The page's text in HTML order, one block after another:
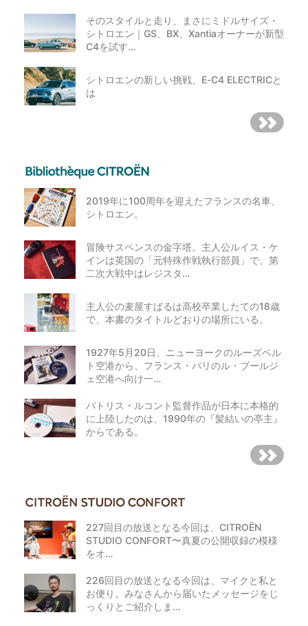
そのスタイルと走り、まさにミドルサイズ・
シトロエン｜GS、BX、Xantiaオーナーが新型
C4を試す…
シトロエンの新しい挑戦、E-C4 ELECTRICと
は
2019年に100周年を迎えたフランスの名車、
シトロエン。
冒険サスペンスの金字塔。主人公ルイス・ケ
インは英国の「元特殊作戦執行部員」で、第
二次大戦中はレジスタ…
主人公の麦屋すばるは高校卒業したての18歳
で、本書のタイトルどおりの場所にいる。
1927年5月20日、ニューヨークのルーズベル
ト空港から、フランス・パリのル・ブールジ
ェ空港へ向け一…
パトリス・ルコント監督作品が日本に本格的
に上陸したのは、1990年の『髪結いの亭主』
からである。
227回目の放送となる今回は、CITROËN
STUDIO CONFORT〜真夏の公開収録の模様
をオ…
226回目の放送となる今回は、マイクと私と
お便り。みなさんから届いたメッセージをじ
っくりとご紹介しま…